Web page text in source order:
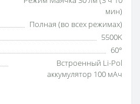
мин)
Полная (во всех режимах)
5500K
60°
Встроенный Li-Pol
аккумулятор 100 мАч